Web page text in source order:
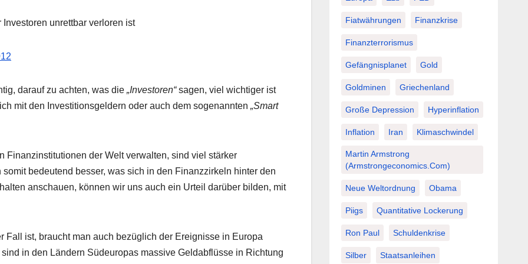
unrettbar verloren ist
darauf zu achten, was die „Investoren“sagen, viel wichtiger ist
mit den Investitionsgeldern oder auch dem sogenannten „Smart
Finanzinstitutionen der Welt verwalten, sind viel stärker
bedeutend besser, was sich in den Finanzzirkeln hinter den
anschauen, können wir uns auch ein Urteil darüber bilden, mit
ist, braucht man auch bezüglich der Ereignisse in Europa
in den Ländern Südeuropas massive Geldabflüsse in Richtung
Fiatwährungen Finanzkrise
Finanzterrorismus
Gefängnisplanet Gold
Goldminen Griechenland
Große Depression Hyperinflation
Inflation Iran Klimaschwindel
Martin Armstrong
(Armstrongeconomics.com)
Neue Weltordnung Obama
Piigs Quantitative Lockerung
Ron Paul Schuldenkrise
Silber Staatsanleihen